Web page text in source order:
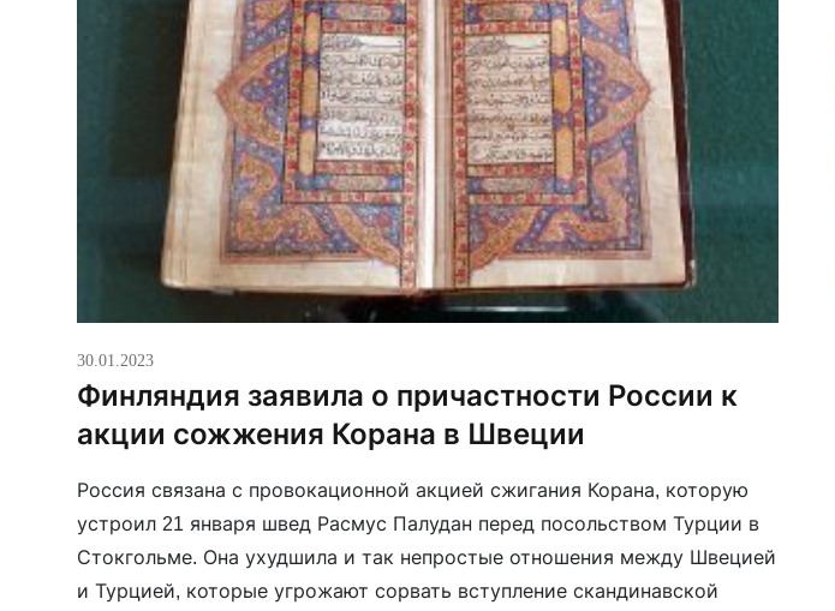
30.01.2023
Финляндия заявила о причастности России к
акции сожжения Корана в Швеции
Россия связана с провокационной акцией сжигания Корана, которую
устроил 21 января швед Расмус Палудан перед посольством Турции в
Стокгольме. Она ухудшила и так непростые отношения между Швецией
и Турцией, которые угрожают сорвать вступление скандинавской